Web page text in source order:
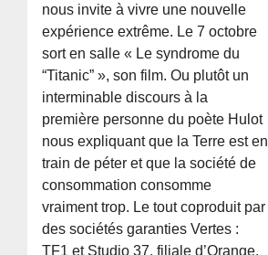
nous invite à vivre une nouvelle
expérience extrême. Le 7 octobre
sort en salle « Le syndrome du
“Titanic” », son film. Ou plutôt un
interminable discours à la
première personne du poète Hulot
nous expliquant que la Terre est en
train de péter et que la société de
consommation consomme
vraiment trop. Le tout coproduit par
des sociétés garanties Vertes :
TF1 et Studio 37, filiale d’Orange,